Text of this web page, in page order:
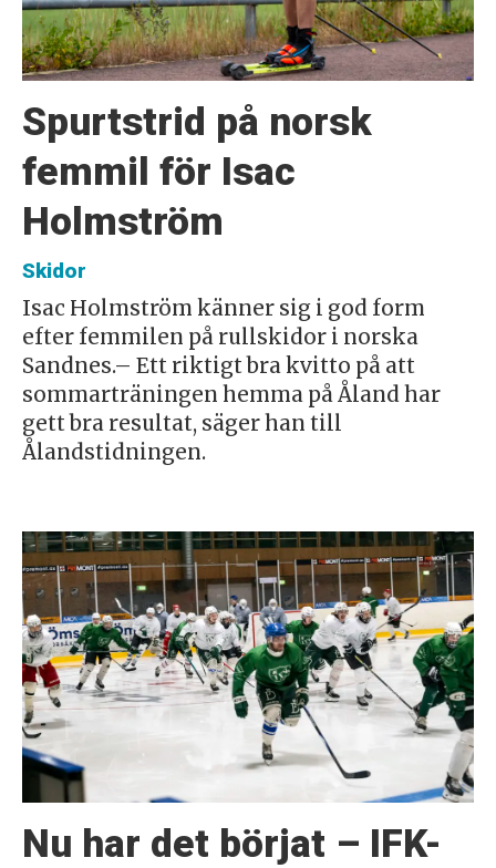
Spurtstrid på norsk
femmil för Isac
Holmström
Skidor
Isac Holmström känner sig i god form
efter femmilen på rullskidor i norska
Sandnes.– Ett riktigt bra kvitto på att
sommarträningen hemma på Åland har
gett bra resultat, säger han till
Ålandstidningen.
Nu har det börjat – IFK-